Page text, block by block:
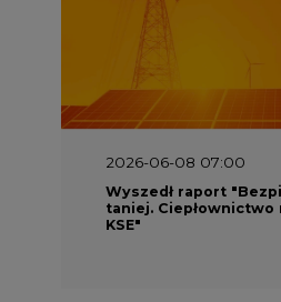
2026-06-08 07:00
Wyszedł raport
taniej. Ciepłownictwo
KSE"